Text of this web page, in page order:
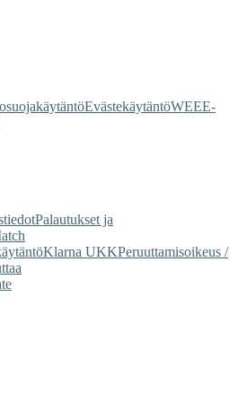
EvästekäytäntöWEEE-
Palautukset ja
Klarna UKKPeruuttamisoikeus /